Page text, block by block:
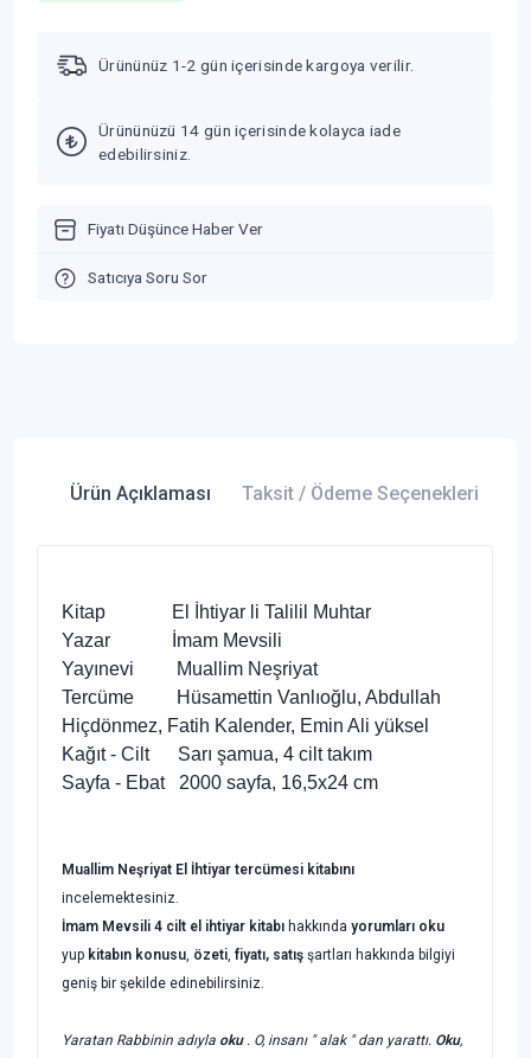
Ürününüz 1-2 gün içerisinde kargoya verilir.
Ürününüzü 14 gün içerisinde kolayca iade
edebilirsiniz.
Fiyatı Düşünce Haber Ver
Satıcıya Soru Sor
Ürün Açıklaması Taksit / Ödeme Seçenekleri
Kitap El İhtiyar li Talilil Muhtar
Yazar İmam Mevsili
Yayınevi Muallim Neşriyat
Tercüme Hüsamettin Vanlıoğlu, Abdullah
Hiçdönmez, Fatih Kalender, Emin Ali yüksel
Kağıt - Cilt Sarı şamua, 4 cilt takım
Sayfa - Ebat 2000 sayfa, 16,5x24 cm
Muallim Neşriyat El İhtiyar tercümesi kitabını
incelemektesiniz.
İmam Mevsili 4 cilt el ihtiyar kitabı hakkında yorumları oku
yup kitabın konusu, özeti, fiyatı, satış şartları hakkında bilgiyi
geniş bir şekilde edinebilirsiniz.
Yaratan Rabbinin adıyla oku. O, insanı " alak " dan yarattı. Oku,